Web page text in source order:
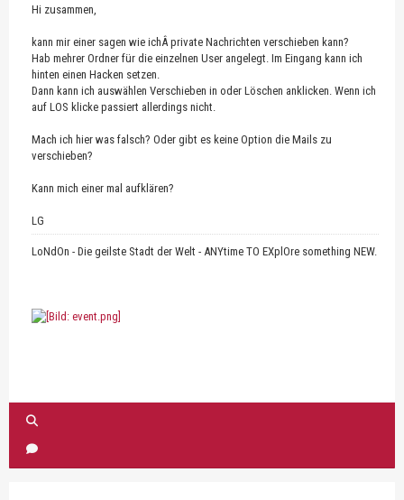
Hi zusammen,
kann mir einer sagen wie ichÂ private Nachrichten verschieben kann?
Hab mehrer Ordner für die einzelnen User angelegt. Im Eingang kann ich
hinten einen Hacken setzen.
Dann kann ich auswählen Verschieben in oder Löschen anklicken. Wenn ich
auf LOS klicke passiert allerdings nicht.
Mach ich hier was falsch? Oder gibt es keine Option die Mails zu
verschieben?
Kann mich einer mal aufklären?
LG
LoNdOn - Die geilste Stadt der Welt - ANYtime TO EXplOre something NEW.